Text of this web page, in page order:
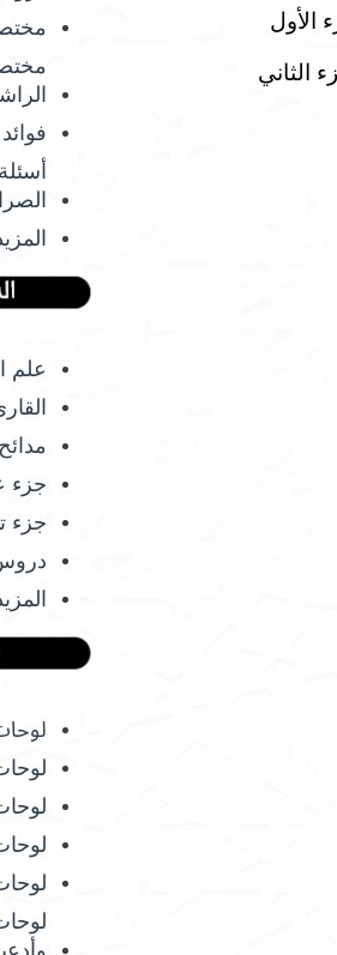
الأول
الثاني
علم
جزء
جزء